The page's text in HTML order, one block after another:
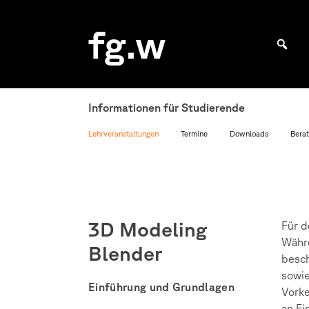
fg.w
Bachelor Kommunikationsdesign und Master Design & Information studieren
Informationen für Studierende
Lehrveranstaltungen Termine Downloads
3D Modeling
Blender
Einführung und Grundlagen
Für